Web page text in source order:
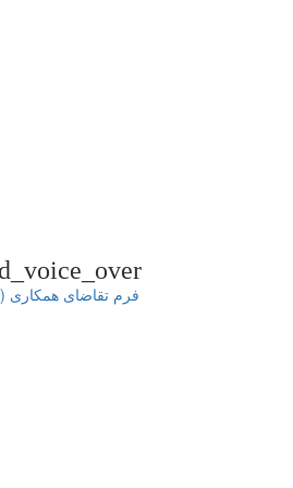
فرم تقاضای همکاری